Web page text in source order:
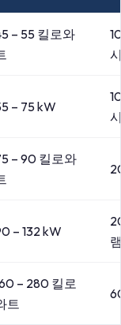
– 55 킬로와
– 75 kW
– 90 킬로와
– 132 kW
– 280 킬로
트